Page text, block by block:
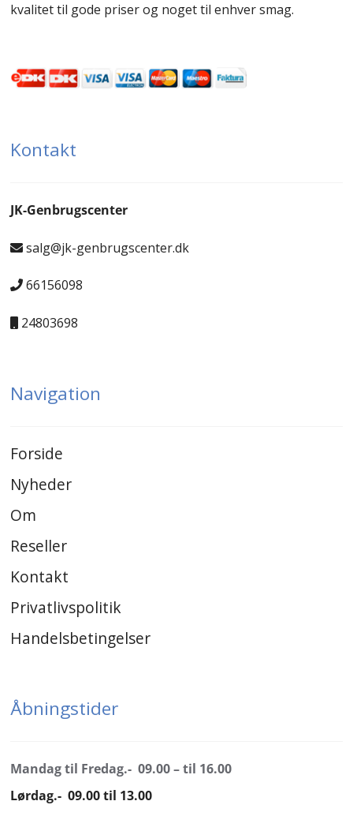
kvalitet til gode priser og noget til enhver smag.
Kontakt
JK-Genbrugscenter
salg@jk-genbrugscenter.dk
66156098
24803698
Navigation
Forside
Nyheder
Om
Reseller
Kontakt
Privatlivspolitik
Handelsbetingelser
Åbningstider
Mandag til Fredag.- 09.00 – til 16.00
Lørdag.- 09.00 til 13.00